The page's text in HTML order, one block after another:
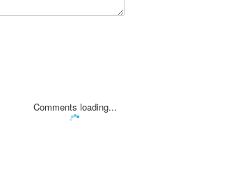
Comments loading...